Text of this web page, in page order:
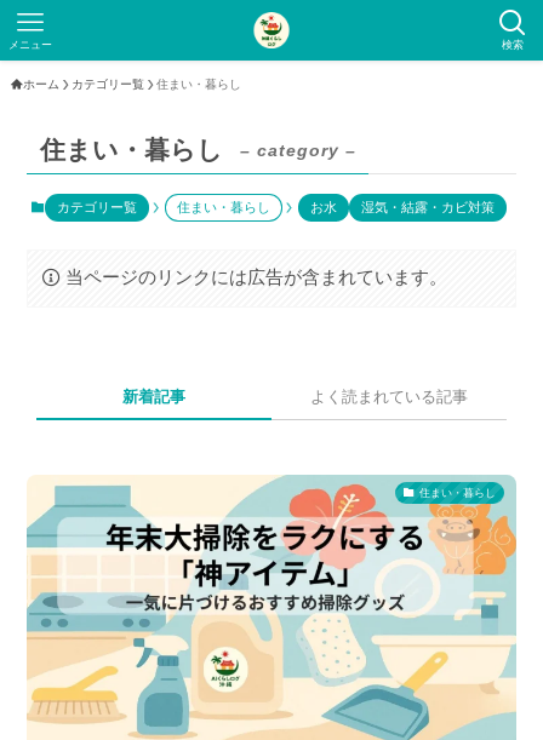
検索
メニュー
ホーム カテゴリー覧 住まい・暮らし
住まい・暮らし – category –
カテゴリー覧 住まい・暮らし お水 湿気・結露・カビ対策
当ページのリンクには広告が含まれています。
新着記事 よく読まれている記事
住まい・暮らし